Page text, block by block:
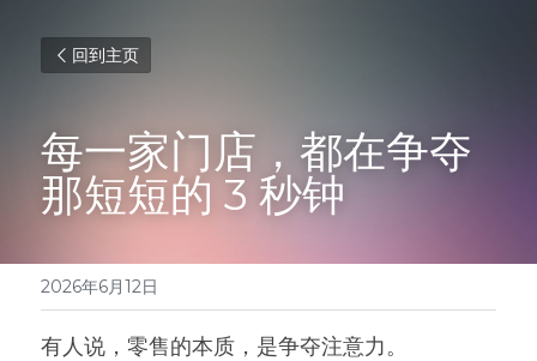
回到主页
每一家门店，都在争夺
那短短的 3 秒钟
2026年6月12日
有人说，零售的本质，是争夺注意力。